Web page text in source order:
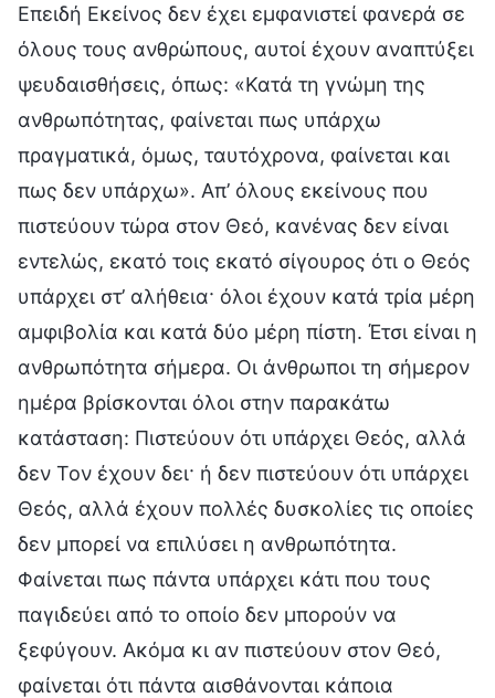
Επειδή Εκείνος δεν έχει εμφανιστεί φανερά σε
όλους τους ανθρώπους, αυτοί έχουν αναπτύξει
ψευδαισθήσεις, όπως: «Κατά τη γνώμη της
ανθρωπότητας, φαίνεται πως υπάρχω
πραγματικά, όμως, ταυτόχρονα, φαίνεται και
πως δεν υπάρχω». Απ’ όλους εκείνους που
πιστεύουν τώρα στον Θεό, κανένας δεν είναι
εντελώς, εκατό τοις εκατό σίγουρος ότι ο Θεός
υπάρχει στ’ αλήθεια· όλοι έχουν κατά τρία μέρη
αμφιβολία και κατά δύο μέρη πίστη. Έτσι είναι η
ανθρωπότητα σήμερα. Οι άνθρωποι τη σήμερον
ημέρα βρίσκονται όλοι στην παρακάτω
κατάσταση: Πιστεύουν ότι υπάρχει Θεός, αλλά
δεν Τον έχουν δει· ή δεν πιστεύουν ότι υπάρχει
Θεός, αλλά έχουν πολλές δυσκολίες τις οποίες
δεν μπορεί να επιλύσει η ανθρωπότητα.
Φαίνεται πως πάντα υπάρχει κάτι που τους
παγιδεύει από το οποίο δεν μπορούν να
ξεφύγουν. Ακόμα κι αν πιστεύουν στον Θεό,
φαίνεται ότι πάντα αισθάνονται κάποια